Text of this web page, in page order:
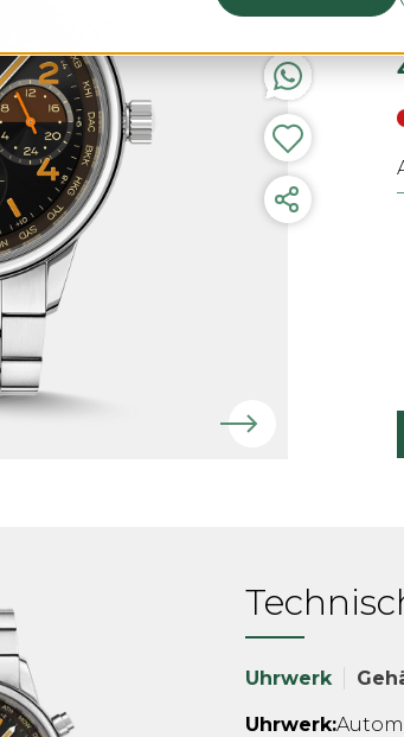
Uhrwerk
Uhrwerk: